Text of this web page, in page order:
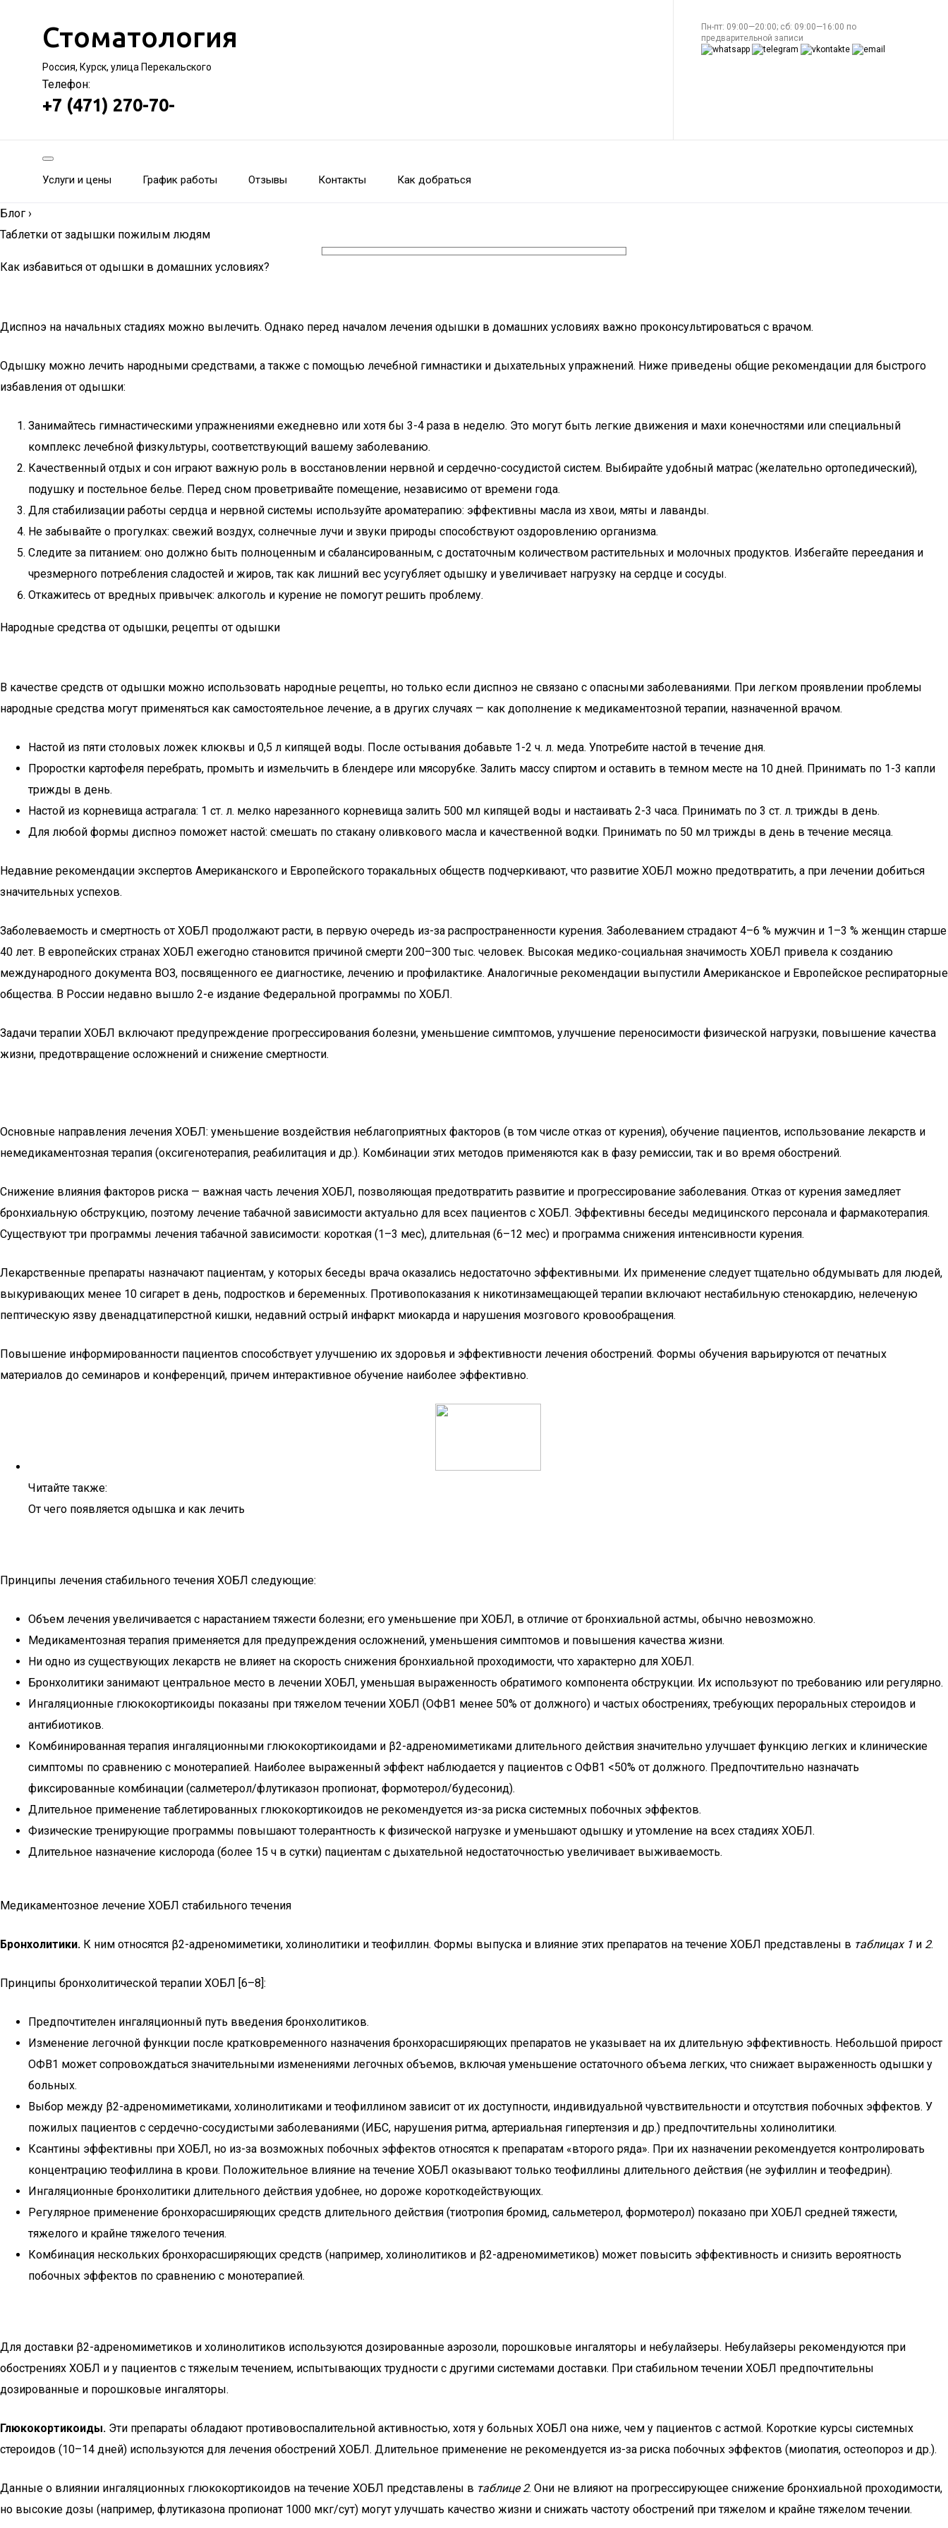
Стоматология
Россия, Курск, улица Перекальского
Телефон:
+7 (471) 270-70-
Пн-пт: 09:00—20:00; сб: 09:00—16:00 по
предварительной записи
Услуги и цены График работы Отзывы Контакты Как добраться
Блог ›
Таблетки от задышки пожилым людям
Как избавиться от одышки в домашних условиях?
Диспноэ на начальных стадиях можно вылечить. Однако перед началом лечения одышки в домашних условиях важно проконсультироваться с врачом.
Одышку можно лечить народными средствами, а также с помощью лечебной гимнастики и дыхательных упражнений. Ниже приведены общие рекомендации для быстрого
избавления от одышки:
Занимайтесь гимнастическими упражнениями ежедневно или хотя бы 3-4 раза в неделю. Это могут быть легкие движения и махи конечностями или специальный
комплекс лечебной физкультуры, соответствующий вашему заболеванию.
Качественный отдых и сон играют важную роль в восстановлении нервной и сердечно-сосудистой систем. Выбирайте удобный матрас (желательно ортопедический),
подушку и постельное белье. Перед сном проветривайте помещение, независимо от времени года.
Для стабилизации работы сердца и нервной системы используйте ароматерапию: эффективны масла из хвои, мяты и лаванды.
Не забывайте о прогулках: свежий воздух, солнечные лучи и звуки природы способствуют оздоровлению организма.
Следите за питанием: оно должно быть полноценным и сбалансированным, с достаточным количеством растительных и молочных продуктов. Избегайте переедания и
чрезмерного потребления сладостей и жиров, так как лишний вес усугубляет одышку и увеличивает нагрузку на сердце и сосуды.
Откажитесь от вредных привычек: алкоголь и курение не помогут решить проблему.
Народные средства от одышки, рецепты от одышки
В качестве средств от одышки можно использовать народные рецепты, но только если диспноэ не связано с опасными заболеваниями. При легком проявлении проблемы
народные средства могут применяться как самостоятельное лечение, а в других случаях — как дополнение к медикаментозной терапии, назначенной врачом.
Настой из пяти столовых ложек клюквы и 0,5 л кипящей воды. После остывания добавьте 1-2 ч. л. меда. Употребите настой в течение дня.
Проростки картофеля перебрать, промыть и измельчить в блендере или мясорубке. Залить массу спиртом и оставить в темном месте на 10 дней. Принимать по 1-3 капли
трижды в день.
Настой из корневища астрагала: 1 ст. л. мелко нарезанного корневища залить 500 мл кипящей воды и настаивать 2-3 часа. Принимать по 3 ст. л. трижды в день.
Для любой формы диспноэ поможет настой: смешать по стакану оливкового масла и качественной водки. Принимать по 50 мл трижды в день в течение месяца.
Недавние рекомендации экспертов Американского и Европейского торакальных обществ подчеркивают, что развитие ХОБЛ можно предотвратить, а при лечении добиться
значительных успехов.
Заболеваемость и смертность от ХОБЛ продолжают расти, в первую очередь из-за распространенности курения. Заболеванием страдают 4–6 % мужчин и 1–3 % женщин старше
40 лет. В европейских странах ХОБЛ ежегодно становится причиной смерти 200–300 тыс. человек. Высокая медико-социальная значимость ХОБЛ привела к созданию
международного документа ВОЗ, посвященного ее диагностике, лечению и профилактике. Аналогичные рекомендации выпустили Американское и Европейское респираторные
общества. В России недавно вышло 2-е издание Федеральной программы по ХОБЛ.
Задачи терапии ХОБЛ включают предупреждение прогрессирования болезни, уменьшение симптомов, улучшение переносимости физической нагрузки, повышение качества
жизни, предотвращение осложнений и снижение смертности.
Основные направления лечения ХОБЛ: уменьшение воздействия неблагоприятных факторов (в том числе отказ от курения), обучение пациентов, использование лекарств и
немедикаментозная терапия (оксигенотерапия, реабилитация и др.). Комбинации этих методов применяются как в фазу ремиссии, так и во время обострений.
Снижение влияния факторов риска — важная часть лечения ХОБЛ, позволяющая предотвратить развитие и прогрессирование заболевания. Отказ от курения замедляет
бронхиальную обструкцию, поэтому лечение табачной зависимости актуально для всех пациентов с ХОБЛ. Эффективны беседы медицинского персонала и фармакотерапия.
Существуют три программы лечения табачной зависимости: короткая (1–3 мес), длительная (6–12 мес) и программа снижения интенсивности курения.
Лекарственные препараты назначают пациентам, у которых беседы врача оказались недостаточно эффективными. Их применение следует тщательно обдумывать для людей,
выкуривающих менее 10 сигарет в день, подростков и беременных. Противопоказания к никотинзамещающей терапии включают нестабильную стенокардию, нелеченую
пептическую язву двенадцатиперстной кишки, недавний острый инфаркт миокарда и нарушения мозгового кровообращения.
Повышение информированности пациентов способствует улучшению их здоровья и эффективности лечения обострений. Формы обучения варьируются от печатных
материалов до семинаров и конференций, причем интерактивное обучение наиболее эффективно.
Читайте также:
От чего появляется одышка и как лечить
Принципы лечения стабильного течения ХОБЛ следующие:
Объем лечения увеличивается с нарастанием тяжести болезни; его уменьшение при ХОБЛ, в отличие от бронхиальной астмы, обычно невозможно.
Медикаментозная терапия применяется для предупреждения осложнений, уменьшения симптомов и повышения качества жизни.
Ни одно из существующих лекарств не влияет на скорость снижения бронхиальной проходимости, что характерно для ХОБЛ.
Бронхолитики занимают центральное место в лечении ХОБЛ, уменьшая выраженность обратимого компонента обструкции. Их используют по требованию или регулярно.
Ингаляционные глюкокортикоиды показаны при тяжелом течении ХОБЛ (ОФВ1 менее 50% от должного) и частых обострениях, требующих пероральных стероидов и
антибиотиков.
Комбинированная терапия ингаляционными глюкокортикоидами и β2-адреномиметиками длительного действия значительно улучшает функцию легких и клинические
симптомы по сравнению с монотерапией. Наиболее выраженный эффект наблюдается у пациентов с ОФВ1 <50% от должного. Предпочтительно назначать
фиксированные комбинации (салметерол/флутиказон пропионат, формотерол/будесонид).
Длительное применение таблетированных глюкокортикоидов не рекомендуется из-за риска системных побочных эффектов.
Физические тренирующие программы повышают толерантность к физической нагрузке и уменьшают одышку и утомление на всех стадиях ХОБЛ.
Длительное назначение кислорода (более 15 ч в сутки) пациентам с дыхательной недостаточностью увеличивает выживаемость.
Медикаментозное лечение ХОБЛ стабильного течения
Бронхолитики. К ним относятся β2-адреномиметики, холинолитики и теофиллин. Формы выпуска и влияние этих препаратов на течение ХОБЛ представлены в таблицах 1 и 2.
Принципы бронхолитической терапии ХОБЛ [6–8]:
Предпочтителен ингаляционный путь введения бронхолитиков.
Изменение легочной функции после кратковременного назначения бронхорасширяющих препаратов не указывает на их длительную эффективность. Небольшой прирост
ОФВ1 может сопровождаться значительными изменениями легочных объемов, включая уменьшение остаточного объема легких, что снижает выраженность одышки у
больных.
Выбор между β2-адреномиметиками, холинолитиками и теофиллином зависит от их доступности, индивидуальной чувствительности и отсутствия побочных эффектов. У
пожилых пациентов с сердечно-сосудистыми заболеваниями (ИБС, нарушения ритма, артериальная гипертензия и др.) предпочтительны холинолитики.
Ксантины эффективны при ХОБЛ, но из-за возможных побочных эффектов относятся к препаратам «второго ряда». При их назначении рекомендуется контролировать
концентрацию теофиллина в крови. Положительное влияние на течение ХОБЛ оказывают только теофиллины длительного действия (не эуфиллин и теофедрин).
Ингаляционные бронхолитики длительного действия удобнее, но дороже короткодействующих.
Регулярное применение бронхорасширяющих средств длительного действия (тиотропия бромид, сальметерол, формотерол) показано при ХОБЛ средней тяжести,
тяжелого и крайне тяжелого течения.
Комбинация нескольких бронхорасширяющих средств (например, холинолитиков и β2-адреномиметиков) может повысить эффективность и снизить вероятность
побочных эффектов по сравнению с монотерапией.
Для доставки β2-адреномиметиков и холинолитиков используются дозированные аэрозоли, порошковые ингаляторы и небулайзеры. Небулайзеры рекомендуются при
обострениях ХОБЛ и у пациентов с тяжелым течением, испытывающих трудности с другими системами доставки. При стабильном течении ХОБЛ предпочтительны
дозированные и порошковые ингаляторы.
Глюкокортикоиды. Эти препараты обладают противовоспалительной активностью, хотя у больных ХОБЛ она ниже, чем у пациентов с астмой. Короткие курсы системных
стероидов (10–14 дней) используются для лечения обострений ХОБЛ. Длительное применение не рекомендуется из-за риска побочных эффектов (миопатия, остеопороз и др.).
Данные о влиянии ингаляционных глюкокортикоидов на течение ХОБЛ представлены в таблице 2. Они не влияют на прогрессирующее снижение бронхиальной проходимости,
но высокие дозы (например, флутиказона пропионат 1000 мкг/сут) могут улучшать качество жизни и снижать частоту обострений при тяжелом и крайне тяжелом течении.